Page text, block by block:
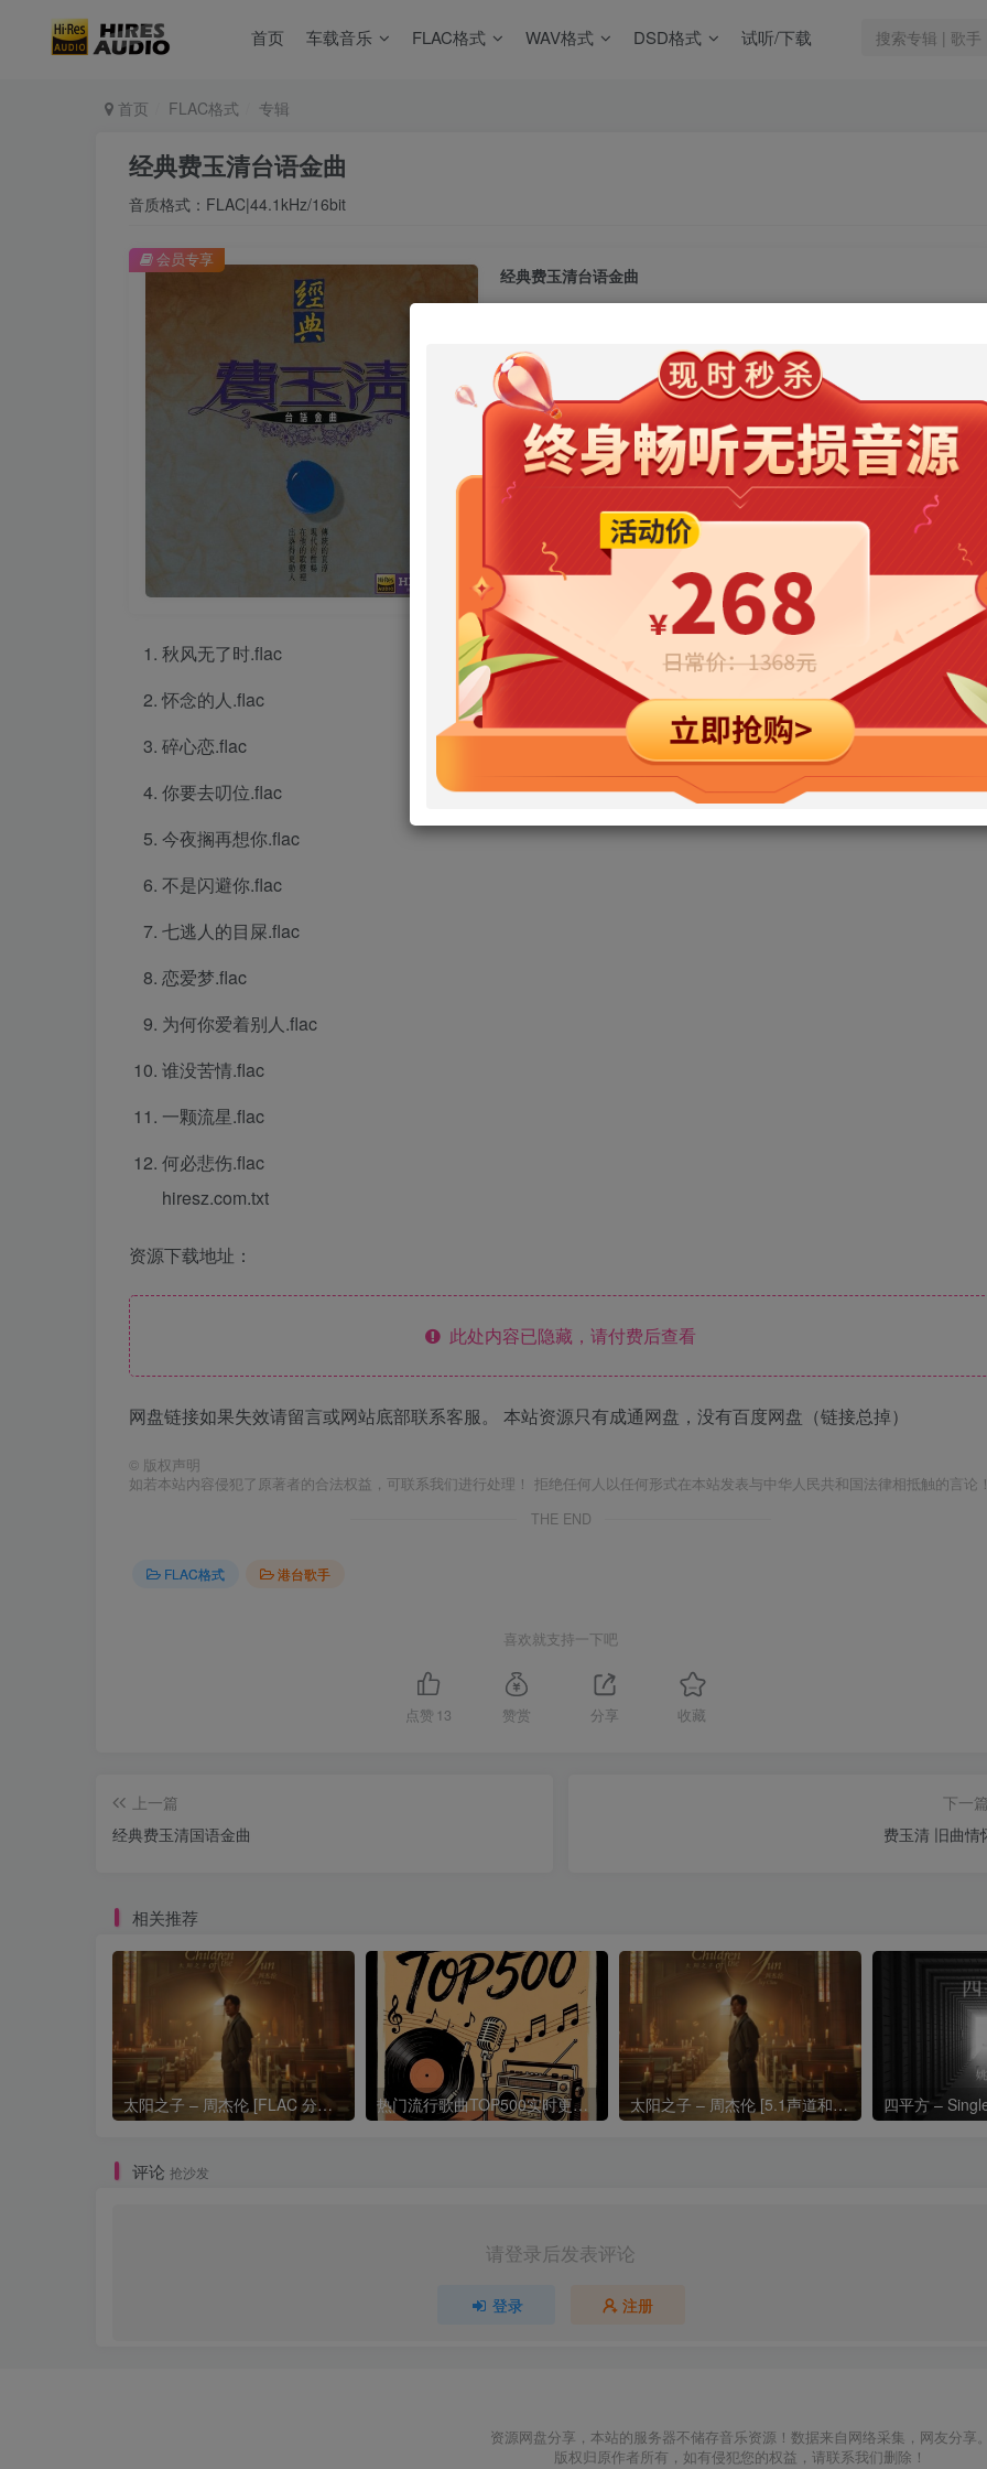
首页 车载音乐 FLAC格式 WAV格式 DSD格式 试听/下载
首页 FLAC格式 专辑
经典费玉清台语金曲
音质格式：FLAC|44.1kHz/16bit
经典费玉清台语金曲
￥9.9 限时特惠
￥99
年卡会员免费 永久会员 免费
立即购买
您当前未登录！建议登陆后购买，可保存购买订单
会员专享
秋风无了时.flac
怀念的人.flac
碎心恋.flac
你要去叨位.flac
今夜搁再想你.flac
不是闪避你.flac
七逃人的目屎.flac
恋爱梦.flac
为何你爱着别人.flac
谁没苦情.flac
一颗流星.flac
何必悲伤.flac
hiresz.com.txt
资源下载地址：
此处内容已隐藏，请付费后查看
网盘链接如果失效请留言或网站底部联系客服。 本站资源只有成通网盘，没有百度网盘（链接总掉）
© 版权声明
如若本站内容侵犯了原著者的合法权益，可联系我们进行处理！ 拒绝任何人以任何形式在本站发表与中华人民共和国法律相抵触的言论！
THE END
FLAC格式 港台歌手
喜欢就支持一下吧
点赞 13 赞赏 分享 收藏
上一篇
经典费玉清国语金曲
下一篇
费玉清 旧曲情
相关推荐
太阳之子 – 周杰伦 [FLAC 分轨 192Khz 24bit] 热门流行歌曲TOP500实时更新192khz/24bit【母带音质】 太阳之子 – 周杰伦 [5.1声道和192k母带] 四平方 –
评论 抢沙发
请登录后发表评论
登录 注册
资源网盘分享，本站的服务器不储存音乐资源！数据来自网络采集，网友分享。
版权归原作者所有，如有侵犯您的权益，请联系我们删除！